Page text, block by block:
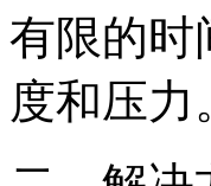
有限的时
度和压力